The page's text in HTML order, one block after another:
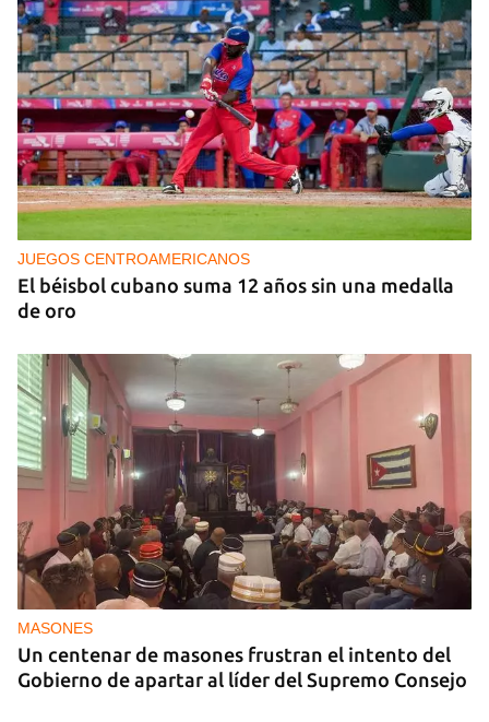
CAJÓN DE SASTRE
Entre espinas nacen flores
JUEGOS CENTROAMERICANOS
El béisbol cubano suma 12 años sin una medalla
de oro
MASONES
Un centenar de masones frustran el intento del
Gobierno de apartar al líder del Supremo Consejo